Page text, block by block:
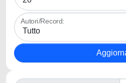
Autori/Record: